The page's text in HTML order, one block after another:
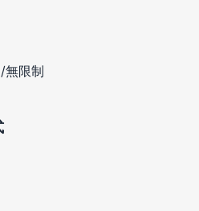
無限制